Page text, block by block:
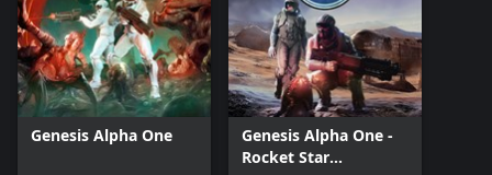
Genesis Alpha One
Genesis Alpha One -
Rocket Star